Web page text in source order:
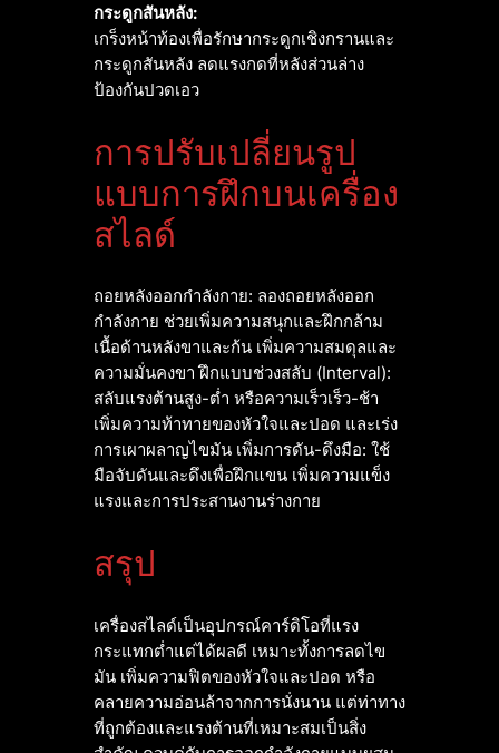
กระดูกสันหลัง:
เกร็งหน้าท้องเพื่อรักษากระดูกเชิงกรานและ
กระดูกสันหลัง ลดแรงกดที่หลังส่วนล่าง
ป้องกันปวดเอว
การปรับเปลี่ยนรูป
แบบการฝึกบนเครื่อง
สไลด์
ถอยหลังออกกำลังกาย: ลองถอยหลังออก
กำลังกาย ช่วยเพิ่มความสนุกและฝึกกล้าม
เนื้อด้านหลังขาและก้น เพิ่มความสมดุลและ
ความมั่นคงขา ฝึกแบบช่วงสลับ (Interval):
สลับแรงต้านสูง-ต่ำ หรือความเร็วเร็ว-ช้า
เพิ่มความท้าทายของหัวใจและปอด และเร่ง
การเผาผลาญไขมัน เพิ่มการดัน-ดึงมือ: ใช้
มือจับดันและดึงเพื่อฝึกแขน เพิ่มความแข็ง
แรงและการประสานงานร่างกาย
สรุป
เครื่องสไลด์เป็นอุปกรณ์คาร์ดิโอที่แรง
กระแทกต่ำแต่ได้ผลดี เหมาะทั้งการลดไข
มัน เพิ่มความฟิตของหัวใจและปอด หรือ
คลายความอ่อนล้าจากการนั่งนาน แต่ท่าทาง
ที่ถูกต้องและแรงต้านที่เหมาะสมเป็นสิ่ง